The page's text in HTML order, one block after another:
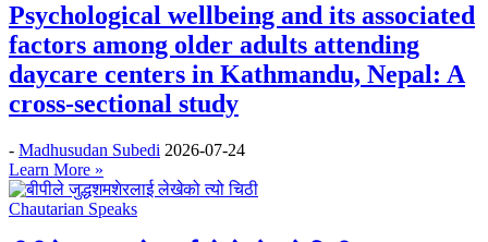
Psychological wellbeing and its associated
factors among older adults attending
daycare centers in Kathmandu, Nepal: A
cross-sectional study
- Madhusudan Subedi 2026-07-24
Learn More »
Chautarian Speaks